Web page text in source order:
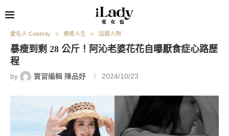
愛名人 Celebrity 療癒人生 話題人物
暴瘦到剩 28 公斤！阿沁老婆花花自曝厭食症心路歷
程
by 實習編輯 陳品妤 2024/10/23